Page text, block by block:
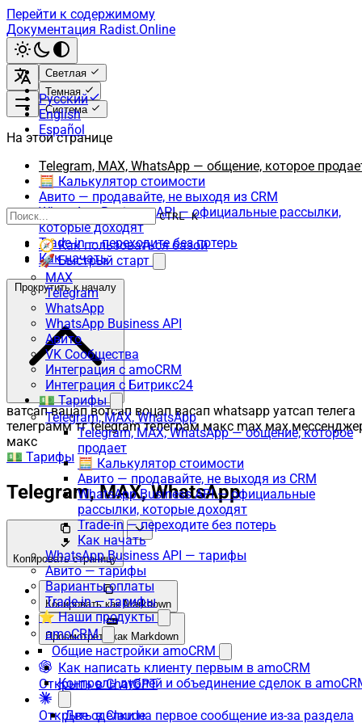
Перейти к содержимому
Документация Radist.Online
Светлая
Темная
Система
Русский
English
Español
CTRL K
🧭 Как пользоваться базой
🚀 Быстрый старт
MAX
Telegram
WhatsApp
WhatsApp Business API
Авито
VK Сообщества
Интеграция с amoCRM
Интеграция с Битрикс24
💵 Тарифы
Telegram, MAX, WhatsApp
Telegram, MAX, WhatsApp — общение, которое
продает
🧮 Калькулятор стоимости
Авито — продавайте, не выходя из CRM
WhatsApp Business API — официальные
рассылки, которые доходят
Trade-in — переходите без потерь
Как начать
WhatsApp Business API — тарифы
Авито — тарифы
Варианты оплаты
Trade-in — тарифы
⭐ Наши продукты
amoCRM
Общие настройки amoCRM
Как написать клиенту первым в amoCRM
Контроль дублей и объединение сделок в
Две сделки на первое сообщение из-за раздела
На этой странице
Telegram, MAX, WhatsApp — общение, которое
🧮 Калькулятор стоимости
Авито — продавайте, не выходя из CRM
WhatsApp Business API — официальные рассылки,
которые доходят
Trade-in — переходите без потерь
Как начать
Прокрутить к началу
ватсап вацап вотсап воцап васап whatsapp уатсап телега
телеграмм тг telegram телеграм макс max мах
макс
💵 Тарифы
Telegram, MAX, WhatsApp
Копировать страницу
Копировать как Markdown
Просмотреть как Markdown
Открыть в ChatGPT
Открыть в Claude